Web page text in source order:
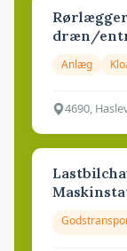
dræn/
Anlæg
4690,